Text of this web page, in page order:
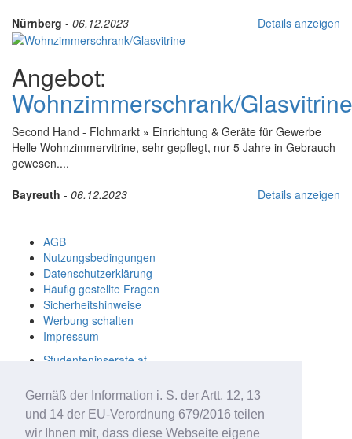
Gemäß der Information i. S. der Artt. 12, 13
und 14 der EU-Verordnung 679/2016 teilen
wir Ihnen mit, dass diese Webseite eigene
Nürnberg - 06.12.2023 Details anzeigen
Angebot:
Wohnzimmerschrank/Glasvitrine
Second Hand - Flohmarkt » Einrichtung & Geräte für Gewerbe
Helle Wohnzimmervitrine, sehr gepflegt, nur 5 Jahre in Gebrauch
gewesen....
Bayreuth - 06.12.2023 Details anzeigen
AGB
Nutzungsbedingungen
Datenschutzerklärung
Häufig gestellte Fragen
Sicherheitshinweise
Werbung schalten
Impressum
Studenteninserate.at
RC-Flohmarkt.com
MeinInserat.at
MeinInserat.com